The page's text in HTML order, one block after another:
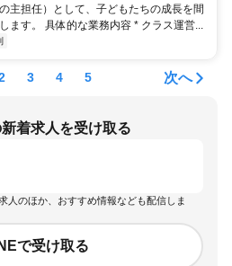
主担任）として、子どもたちの成長を間
ます。 具体的な業務内容 * クラス運営...
3 4 5 次へ
着求人を受け取る
人のほか、おすすめ情報なども配信しま
で受け取る